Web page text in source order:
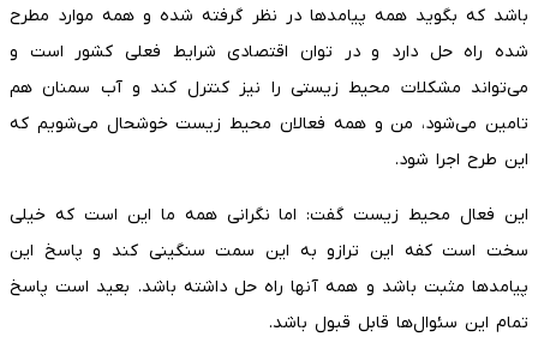
باشد که بگوید همه پیامدها در نظر گرفته شده و همه موارد مطرح
شده راه حل دارد و در توان اقتصادی شرایط فعلی کشور است و
می‌تواند مشکلات محیط زیستی را نیز کنترل کند و آب سمنان هم
تامین می‌شود، من و همه فعالان محیط زیست خوشحال می‌شویم که
این طرح اجرا ‌شود.
این فعال محیط زیست گفت: اما نگرانی همه ما این است که خیلی
سخت است کفه این ترازو به این سمت سنگینی کند و پاسخ این
پیامدها مثبت باشد و همه آنها راه حل داشته باشد. بعید است پاسخ
تمام این سئوال‌ها قابل قبول باشد.